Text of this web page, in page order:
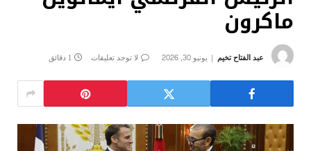
ماكرون
عبد الفتاح تخيم يونيو 30, 2026 لا توجد تعليقات 1 دقائق